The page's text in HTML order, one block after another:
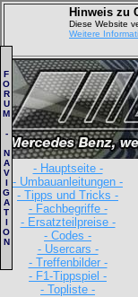
Hinweis zu
Diese Website
Weitere
- Hauptseite -
- Umbauanleitungen -
- Tipps und Tricks -
- Fachbegriffe -
- Ersatzteilpreise -
- Codes -
- Usercars -
- Treffenbilder -
- F1-Tippspiel -
- Topliste -
F
O
R
U
M
-
N
A
V
I
G
A
T
I
O
N